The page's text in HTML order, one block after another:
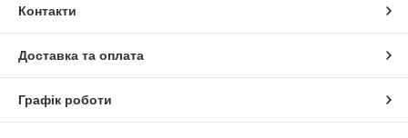
Контакти
Доставка та оплата
Графік роботи